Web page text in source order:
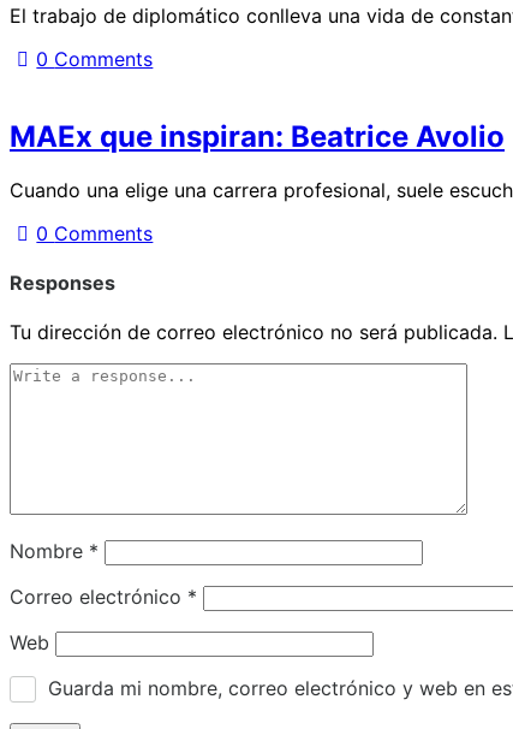
El trabajo de diplomático conlleva una vida de
0 Comments
MAEx que inspiran: Beatrice Avolio
Cuando una elige una carrera profesional, suele
0 Comments
Responses
Tu dirección de correo electrónico no será publicada.
Nombre *
Correo electrónico *
Web
Guarda mi nombre, correo electrónico y web en